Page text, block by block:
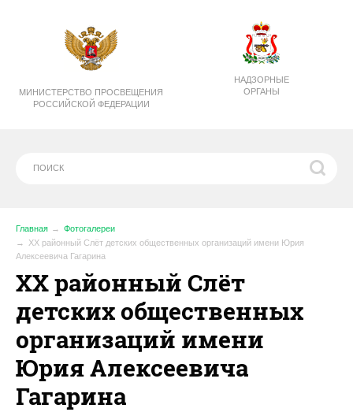
МИНИСТЕРСТВО ПРОСВЕЩЕНИЯ
РОССИЙСКОЙ ФЕДЕРАЦИИ
НАДЗОРНЫЕ
ОРГАНЫ
Главная
Фотогалереи
XX районный Слёт детских общественных организаций имени Юрия
Алексеевича Гагарина
XX районный Слёт
детских общественных
организаций имени
Юрия Алексеевича
Гагарина